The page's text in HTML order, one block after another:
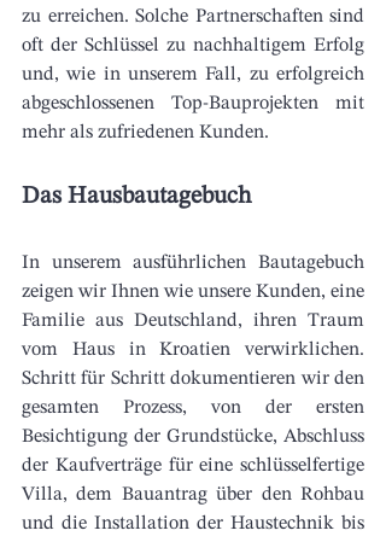
zu erreichen. Solche Partnerschaften sind
oft der Schlüssel zu nachhaltigem Erfolg
und, wie in unserem Fall, zu erfolgreich
abgeschlossenen Top-Bauprojekten mit
mehr als zufriedenen Kunden.
Das Hausbautagebuch
In unserem ausführlichen Bautagebuch
zeigen wir Ihnen wie unsere Kunden, eine
Familie aus Deutschland, ihren Traum
vom Haus in Kroatien verwirklichen.
Schritt für Schritt dokumentieren wir den
gesamten Prozess, von der ersten
Besichtigung der Grundstücke, Abschluss
der Kaufverträge für eine schlüsselfertige
Villa, dem Bauantrag über den Rohbau
und die Installation der Haustechnik bis